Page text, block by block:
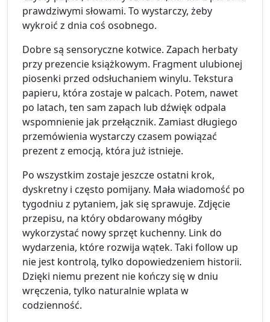
prawdziwymi słowami. To wystarczy, żeby
wykroić z dnia coś osobnego.
Dobre są sensoryczne kotwice. Zapach herbaty
przy prezencie książkowym. Fragment ulubionej
piosenki przed odsłuchaniem winylu. Tekstura
papieru, która zostaje w palcach. Potem, nawet
po latach, ten sam zapach lub dźwięk odpala
wspomnienie jak przełącznik. Zamiast długiego
przemówienia wystarczy czasem powiązać
prezent z emocją, która już istnieje.
Po wszystkim zostaje jeszcze ostatni krok,
dyskretny i często pomijany. Mała wiadomość po
tygodniu z pytaniem, jak się sprawuje. Zdjęcie
przepisu, na który obdarowany mógłby
wykorzystać nowy sprzęt kuchenny. Link do
wydarzenia, które rozwija wątek. Taki follow up
nie jest kontrolą, tylko dopowiedzeniem historii.
Dzięki niemu prezent nie kończy się w dniu
wręczenia, tylko naturalnie wplata w
codzienność.